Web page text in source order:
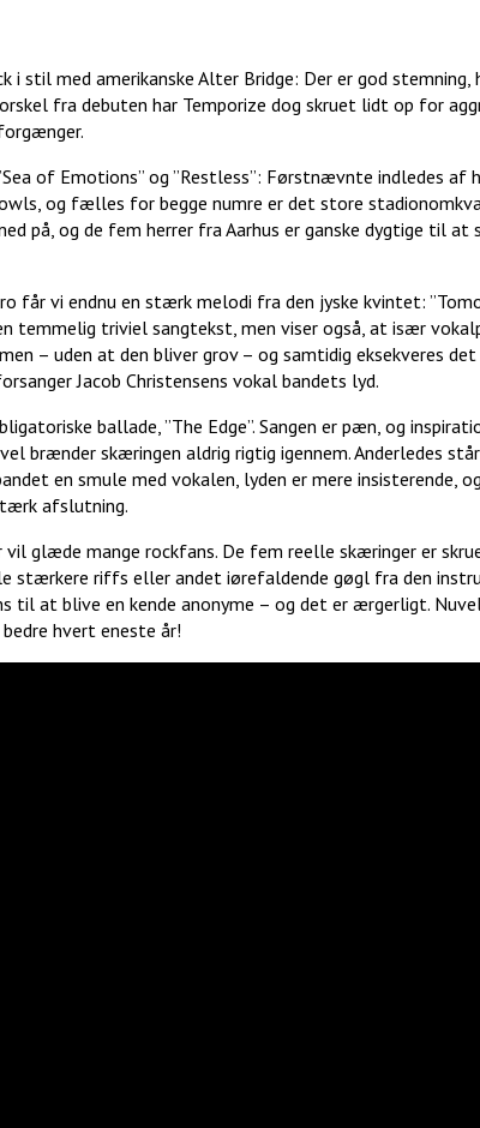
i stil med amerikanske Alter Bridge: Der er god stemning,
fra debuten har Temporize dog skruet lidt op for
of Emotions” og ”Restless”: Førstnævnte indledes af
og fælles for begge numre er det store
på, og de fem herrer fra Aarhus er ganske dygtige til at
får vi endnu en stærk melodi fra den jyske kvintet:
temmelig triviel sangtekst, men viser også, at især
– uden at den bliver grov – og samtidig eksekveres
Jacob Christensens vokal bandets lyd.
ballade, ”The Edge”. Sangen er pæn, og
brænder skæringen aldrig rigtig igennem. Anderledes
en smule med vokalen, lyden er mere insisterende,
afslutning.
vil glæde mange rockfans. De fem reelle skæringer er
stærkere riffs eller andet iørefaldende gøgl fra den
til at blive en kende anonyme – og det er ærgerligt.
hvert eneste år!